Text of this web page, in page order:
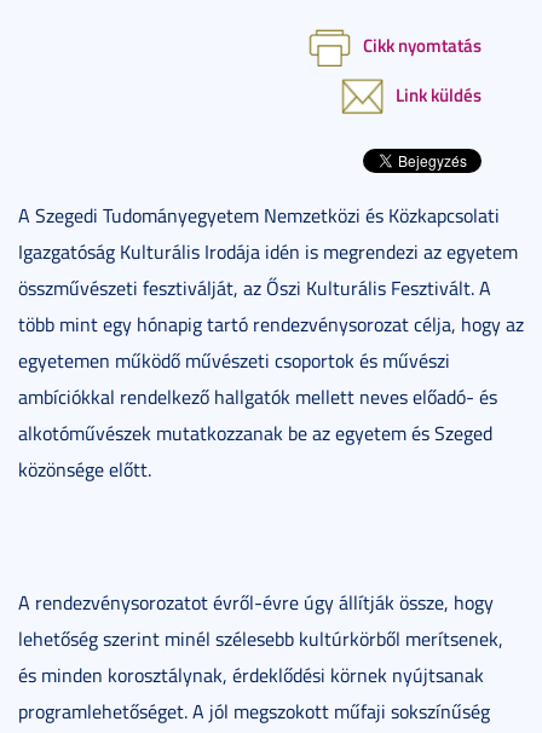
Cikk nyomtatás
Link küldés
A Szegedi Tudományegyetem Nemzetközi és Közkapcsolati
Igazgatóság Kulturális Irodája idén is megrendezi az egyetem
összművészeti fesztiválját, az Őszi Kulturális Fesztivált. A
több mint egy hónapig tartó rendezvénysorozat célja, hogy az
egyetemen működő művészeti csoportok és művészi
ambíciókkal rendelkező hallgatók mellett neves előadó- és
alkotóművészek mutatkozzanak be az egyetem és Szeged
közönsége előtt.
A rendezvénysorozatot évről-évre úgy állítják össze, hogy
lehetőség szerint minél szélesebb kultúrkörből merítsenek,
és minden korosztálynak, érdeklődési körnek nyújtsanak
programlehetőséget. A jól megszokott műfaji sokszínűség